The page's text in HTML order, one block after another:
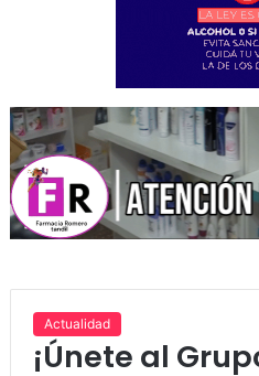
Actualidad
¡Únete al